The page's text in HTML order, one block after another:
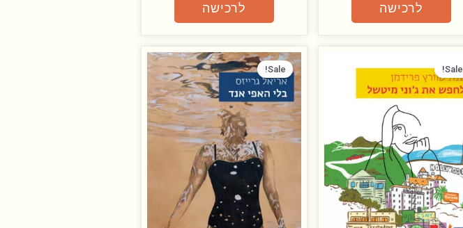
לרכישה לרכישה
Sale!
המקורי
היה:
₪ 98.00.
הנוכחי
₪ 60.00.
Sale!
המחיר
המקורי
היה:
₪ 98.00.
המחיר
הנוכחי
הוא:
₪ 60.00.